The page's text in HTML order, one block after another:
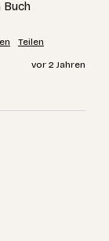
Teilen
vor 2 Jahren